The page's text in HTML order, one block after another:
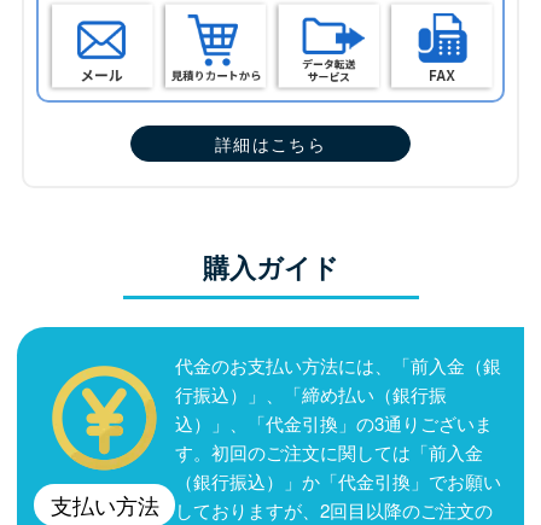
詳細はこちら
購入ガイド
支払い方法
代金のお支払い方法には、「前入金（銀
行振込）」、「締め払い（銀行振
込）」、「代金引換」の3通りございま
す。初回のご注文に関しては「前入金
（銀行振込）」か「代金引換」でお願い
しておりますが、2回目以降のご注文の